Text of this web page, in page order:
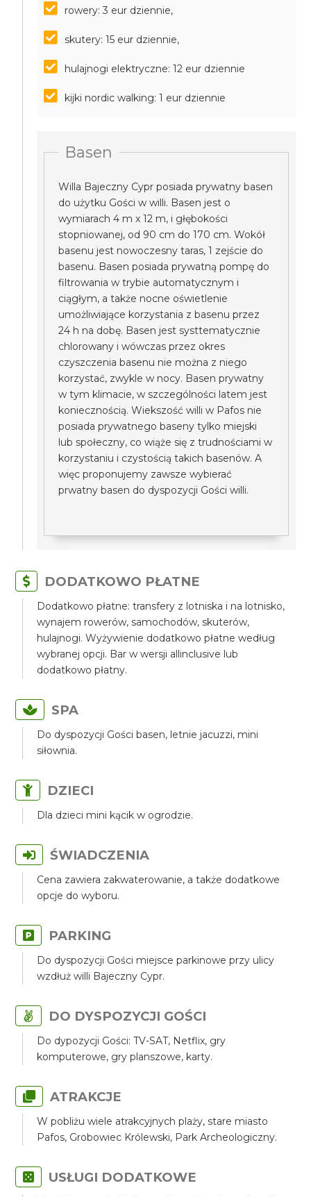
rowery: 3 eur dziennie,
skutery: 15 eur dziennie,
hulajnogi elektryczne: 12 eur dziennie
kijki nordic walking: 1 eur dziennie
Basen
Willa Bajeczny Cypr posiada prywatny basen
do użytku Gości w willi. Basen jest o
wymiarach 4 m x 12 m, i głębokości
stopniowanej, od 90 cm do 170 cm. Wokół
basenu jest nowoczesny taras, 1 zejście do
basenu. Basen posiada prywatną pompę do
filtrowania w trybie automatycznym i
ciągłym, a także nocne oświetlenie
umożliwiające korzystania z basenu przez
24 h na dobę. Basen jest systtematycznie
chlorowany i wówczas przez okres
czyszczenia basenu nie można z niego
korzystać, zwykle w nocy. Basen prywatny
w tym klimacie, w szczególności latem jest
koniecznością. Wiekszość willi w Pafos nie
posiada prywatnego baseny tylko miejski
lub społeczny, co wiąże się z trudnościami w
korzystaniu i czystością takich basenów. A
więc proponujemy zawsze wybierać
prwatny basen do dyspozycji Gości willi.
DODATKOWO PŁATNE
Dodatkowo płatne: transfery z lotniska i na lotnisko,
wynajem rowerów, samochodów, skuterów,
hulajnogi. Wyżywienie dodatkowo płatne według
wybranej opcji. Bar w wersji allinclusive lub
dodatkowo płatny.
SPA
Do dyspozycji Gości basen, letnie jacuzzi, mini
siłownia.
DZIECI
Dla dzieci mini kącik w ogrodzie.
ŚWIADCZENIA
Cena zawiera zakwaterowanie, a także dodatkowe
opcje do wyboru.
PARKING
Do dyspozycji Gości miejsce parkinowe przy ulicy
wzdłuż willi Bajeczny Cypr.
DO DYSPOZYCJI GOŚCI
Do dypozycji Gości: TV-SAT, Netflix, gry
komputerowe, gry planszowe, karty.
ATRAKCJE
W pobliżu wiele atrakcyjnych plaży, stare miasto
Pafos, Grobowiec Królewski, Park Archeologiczny.
USŁUGI DODATKOWE